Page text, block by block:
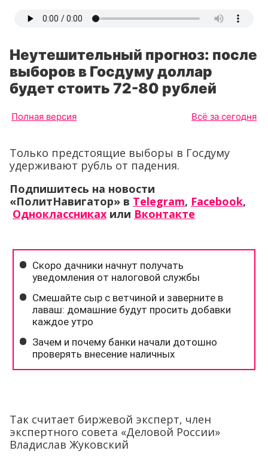
Неутешительный прогноз: после
выборов в Госдуму доллар
будет стоить 72-80 рублей
Полная версия Всё за сегодня
Только предстоящие выборы в Госдуму
удерживают рубль от падения.
Подпишитесь на новости
«ПолитНавигатор» в Telegram, Facebook,
Одноклассниках или Вконтакте
Так считает биржевой эксперт, член
экспертного совета «Деловой России»
Владислав Жуковский